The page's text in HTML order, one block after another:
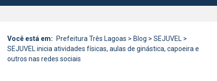
Você está em: Prefeitura Três Lagoas > Blog > SEJUVEL >
SEJUVEL inicia atividades físicas, aulas de ginástica, capoeira e
outros nas redes sociais